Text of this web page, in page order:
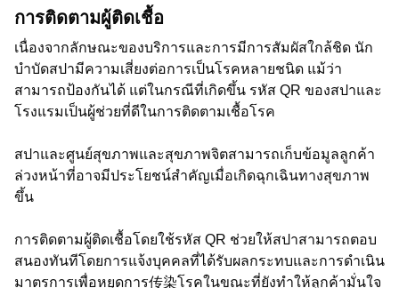
การติดตามผู้ติดเชื้อ
เนื่องจากลักษณะของบริการและการมีการสัมผัสใกล้ชิด นัก
บำบัดสปามีความเสี่ยงต่อการเป็นโรคหลายชนิด แม้ว่า
สามารถป้องกันได้ แต่ในกรณีที่เกิดขึ้น รหัส QR ของสปาและ
โรงแรมเป็นผู้ช่วยที่ดีในการติดตามเชื้อโรค
สปาและศูนย์สุขภาพและสุขภาพจิตสามารถเก็บข้อมูลลูกค้า
ล่วงหน้าที่อาจมีประโยชน์สำคัญเมื่อเกิดฉุกเฉินทางสุขภาพ
ขึ้น
การติดตามผู้ติดเชื้อโดยใช้รหัส QR ช่วยให้สปาสามารถตอบ
สนองทันทีโดยการแจ้งบุคคลที่ได้รับผลกระทบและการดำเนิน
มาตรการเพื่อหยุดการ传染โรคในขณะที่ยังทำให้ลูกค้ามั่นใจ